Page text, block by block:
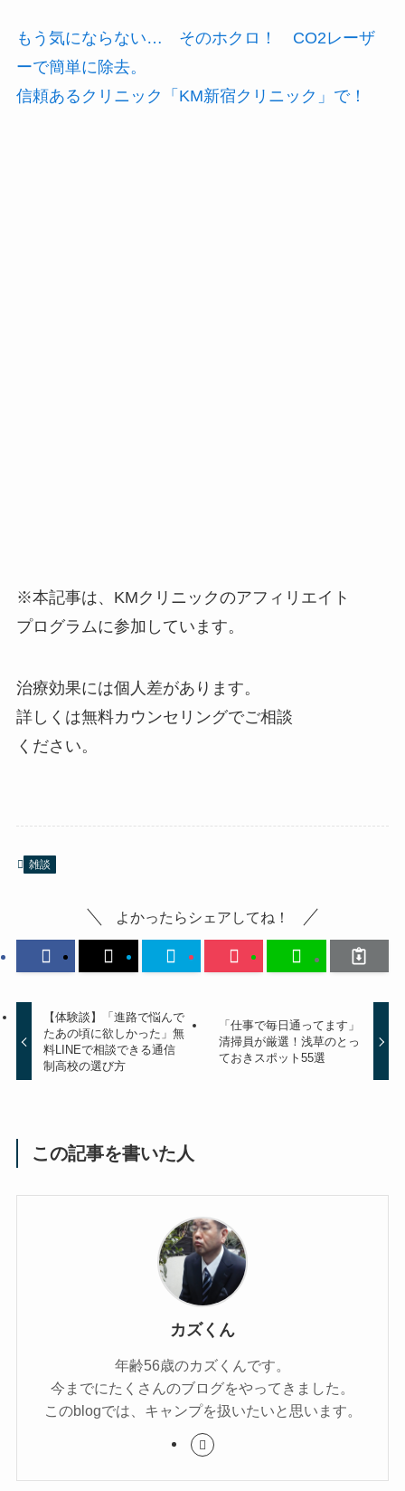
もう気にならない… そのホクロ！ CO2レーザ
ーで簡単に除去。
信頼あるクリニック「KM新宿クリニック」で！
※本記事は、KMクリニックのアフィリエイト
プログラムに参加しています。
治療効果には個人差があります。
詳しくは無料カウンセリングでご相談
ください。
雑談
よかったらシェアしてね！
【体験談】「進路で悩んで
たあの頃に欲しかった」無
料LINEで相談できる通信
制高校の選び方
「仕事で毎日通ってます」
清掃員が厳選！浅草のとっ
ておきスポット55選
この記事を書いた人
カズくん
年齢56歳のカズくんです。
今までにたくさんのブログをやってきました。
このblogでは、キャンプを扱いたいと思います。